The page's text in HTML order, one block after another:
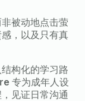
被动地点击萤
，以及只有真
构化的学习路
专为成年人设
见证日常沟通